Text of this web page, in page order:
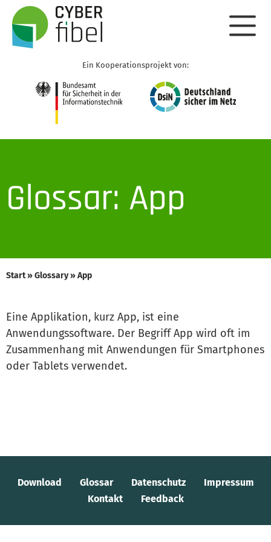
Ein Kooperationsprojekt von:
Glossar: App
Start»Glossary»App
Eine Applikation, kurz App, ist eine
Anwendungssoftware. Der Begriff App wird oft im
Zusammenhang mit Anwendungen für Smartphones
oder Tablets verwendet.
Download Glossar Datenschutz
Impressum
Kontakt
Feedback